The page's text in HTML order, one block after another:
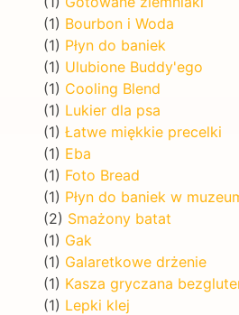
(1) Bourbon i Woda
(1) Płyn do baniek
(1) Ulubione Buddy'ego
(1) Cooling Blend
(1) Lukier dla psa
(1) Łatwe miękkie precelki
(1) Eba
(1) Foto Bread
(1) Płyn do baniek w
(2) Smażony batat
(1) Gak
(1) Galaretkowe drżenie
(1) Kasza gryczana
(1) Lepki klej